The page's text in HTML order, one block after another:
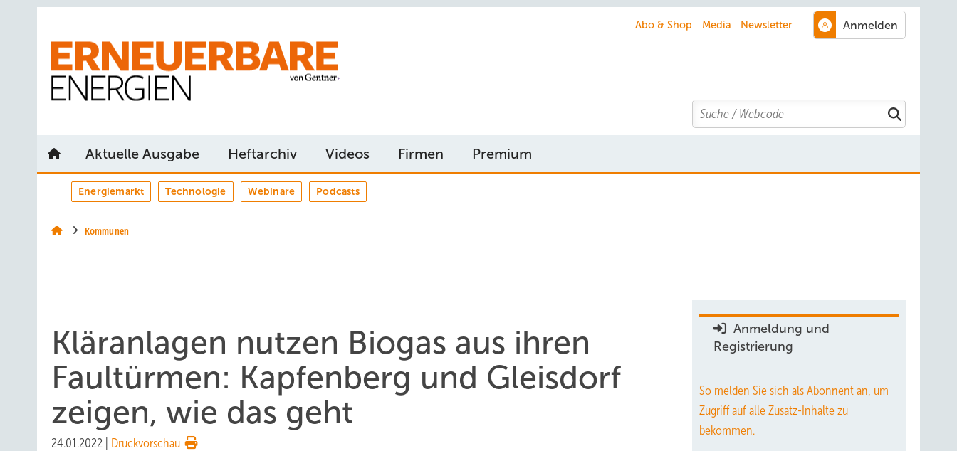
Abo & Shop Media Newsletter
Search
Aktuelle Ausgabe Heftarchiv Videos Firmen Premium
Energiemarkt Technologie Webinare Podcasts
Kommunen
Kläranlagen nutzen Biogas aus ihren
Faultürmen: Kapfenberg und Gleisdorf
zeigen, wie das geht
24.01.2022 Druckvorschau
Anmeldung und
Registrierung
So melden Sie sich als Abonnent an, um
Zugriff auf alle Zusatz-Inhalte zu
bekommen.